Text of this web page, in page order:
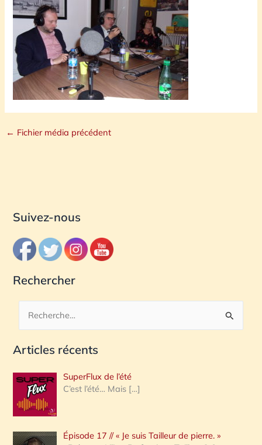
← Fichier média précédent
Suivez-nous
Rechercher
c
e
r
c
h
Articles récents
SuperFlux de l’été
C’est l’été… Mais […]
Épisode 17 // « Je suis Tailleur de pierre. »